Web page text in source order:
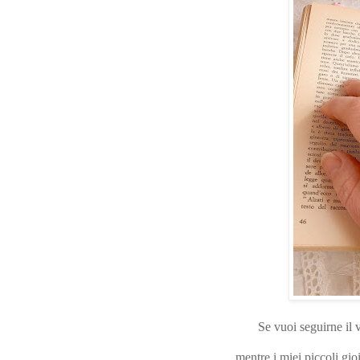
Se vuoi seguirne il
mentre i miei piccoli